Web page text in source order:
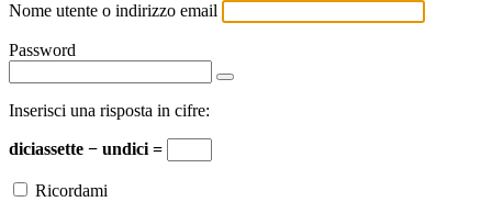
Nome utente o indirizzo email
Password
Inserisci una risposta in cifre:
diciassette − undici =
Ricordami